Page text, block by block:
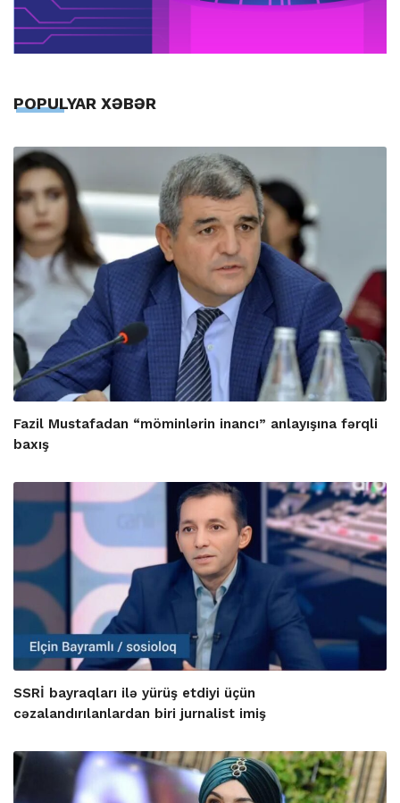
POPULYAR XƏBƏR
Fazil Mustafadan “möminlərin inancı” anlayışına fərqli
baxış
SSRİ bayraqları ilə yürüş etdiyi üçün
cəzalandırılanlardan biri jurnalist imiş